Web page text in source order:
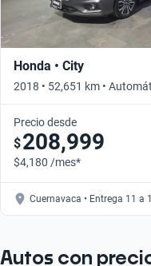
Honda • City
2018 • 52,651 km •
Precio desde
$208,999
$4,180 /mes*
Cuernavaca • Entrega 11 a
Autos con